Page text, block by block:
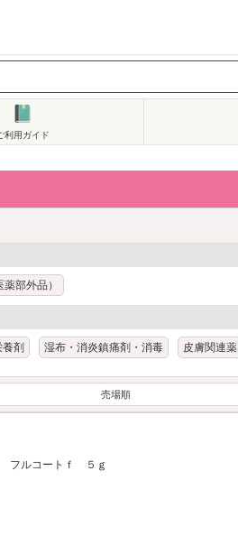
利用ガイド
部外品）
養剤 湿布・消炎鎮痛剤・消毒 皮膚関連薬
売場順
フルコートｆ ５ｇ